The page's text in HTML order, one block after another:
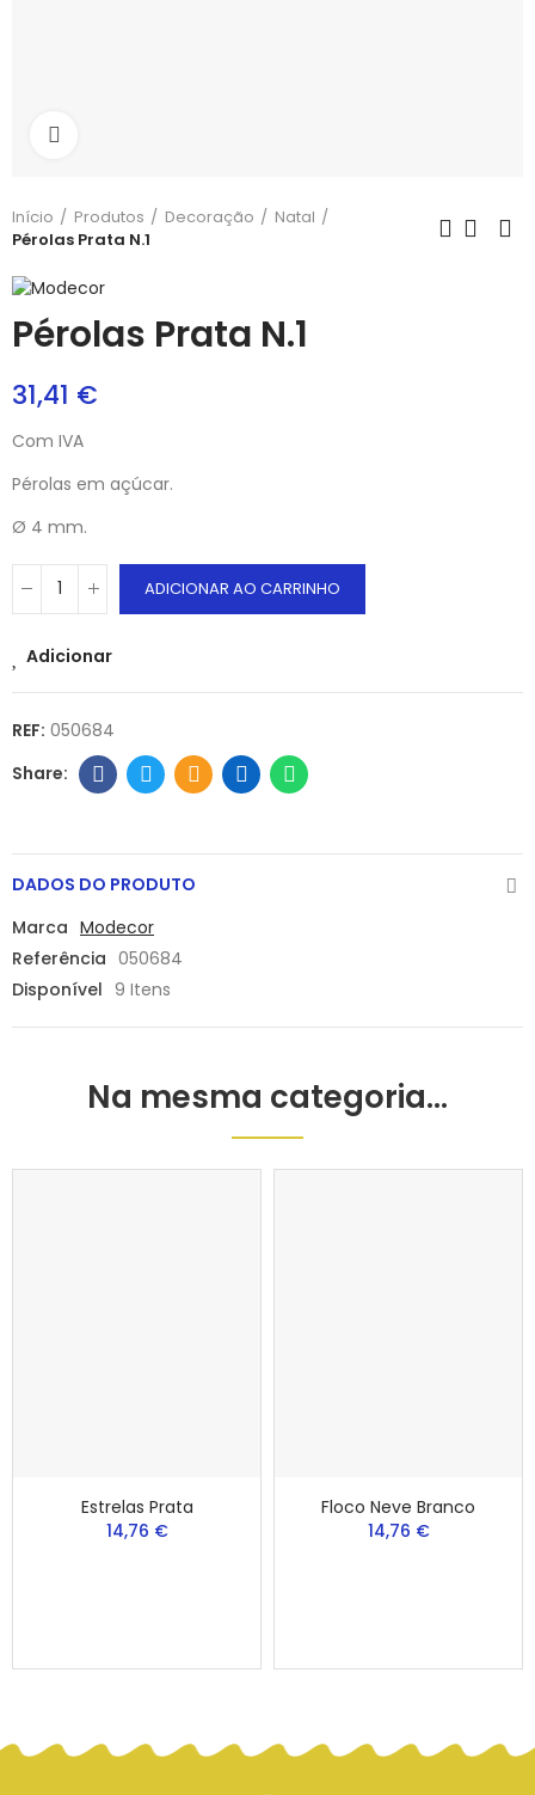
Início Produtos Decoração
Natal
Pérolas Prata N.1
Pérolas Prata N.1
31,41 €
Com IVA
Pérolas em açúcar.
Ø 4 mm.
ADICIONAR AO CARRINHO
Adicionar
REF: 050684
DADOS DO PRODUTO
Marca Modecor
Referência 050684
Disponível 9 Itens
Na mesma categoria...
Estrelas Prata
14,76 €
Floco Neve Branco
14,76 €